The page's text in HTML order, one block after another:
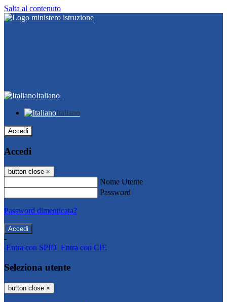
Salta al contenuto
Italiano
Italiano
Accedi
Accedi
button close ×
Nome Utente
Password
Password dimenticata?
-
Entra con SPID Entra con CIE
Seleziona utente
button close ×